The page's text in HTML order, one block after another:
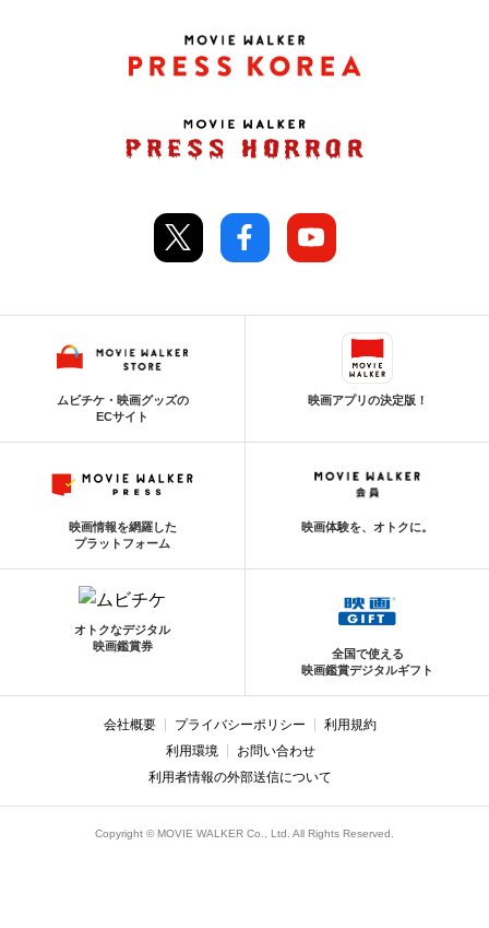
ムビチケ・映画グッズの
ECサイト
映画アプリの決定版！
映画情報を網羅した
プラットフォーム
映画体験を、オトクに。
オトクなデジタル
映画鑑賞券
全国で使える
映画鑑賞デジタルギフト
会社概要 プライバシーポリシー
利用規約
利用環境
お問い合わせ
利用者情報の外部送信について
Copyright © MOVIE WALKER Co., Ltd. All Rights Reserved.